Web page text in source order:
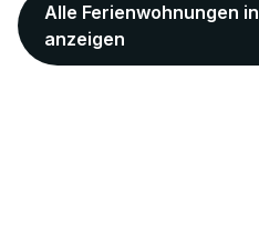
Alle Ferienwohnungen in
anzeigen